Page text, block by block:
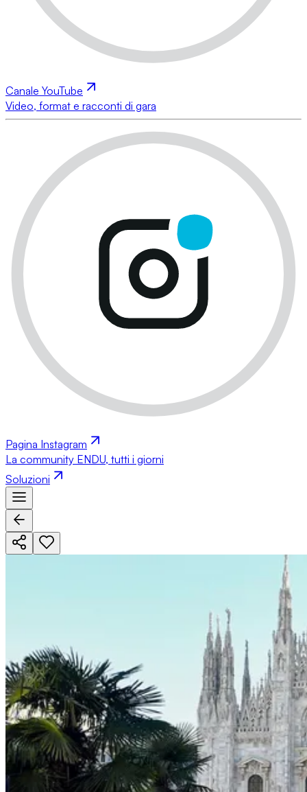
Canale YouTube
Video, format e racconti di gara
Pagina Instagram
La community ENDU, tutti i giorni
Soluzioni